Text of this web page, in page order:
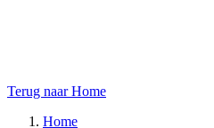
Terug naar Home
Home